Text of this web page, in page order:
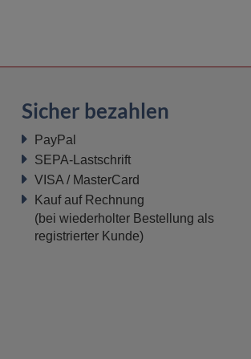
Sicher bezahlen
PayPal
SEPA-Lastschrift
VISA / MasterCard
Kauf auf Rechnung
(bei wiederholter Bestellung als
registrierter Kunde)